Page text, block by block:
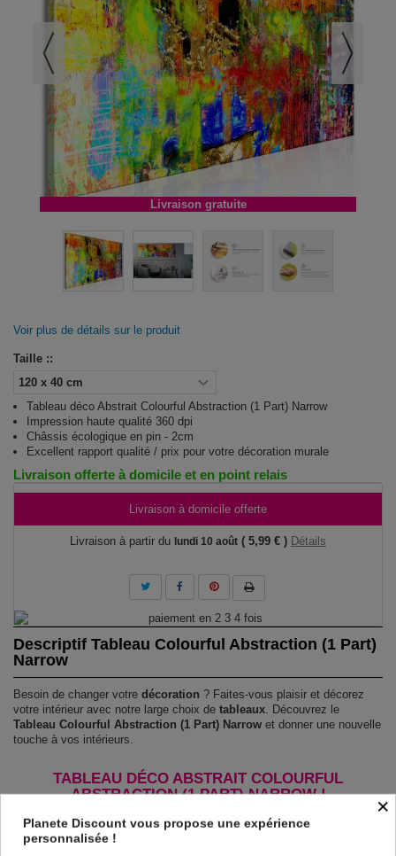
Livraison gratuite
Voir plus de détails sur le produit
Taille ::
Tableau déco Abstrait Colourful Abstraction (1 Part) Narrow
Impression haute qualité 360 dpi
Châssis écologique en pin - 2cm
Excellent rapport qualité / prix pour votre décoration murale
Livraison offerte à domicile et en point relais
Livraison à domicile offerte
Livraison à partir du lundi 10 août ( 5,99 € ) Détails
Descriptif Tableau Colourful Abstraction (1 Part)
Narrow
Besoin de changer votre décoration ? Faites-vous plaisir et décorez
votre intérieur avec notre large choix de tableaux. Découvrez le
Tableau Colourful Abstraction (1 Part) Narrow et donner une nouvelle
touche à vos intérieurs.
TABLEAU DÉCO ABSTRAIT COLOURFUL
ABSTRACTION (1 PART) NARROW !
Le Tableau Colourful Abstraction (1 Part) Narrowest imprimé sur un
papier intissé spécial et de haute qualité qui reflète parfaitement les
couleurs avec des détails parfaitement reproduits. Grâce à une
×
Planete Discount vous propose une expérience
personnalisée !